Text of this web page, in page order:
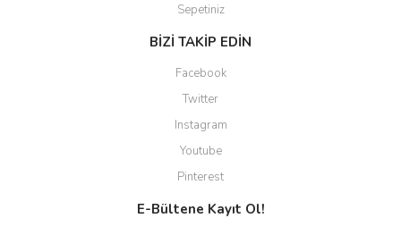
Sepetiniz
BİZİ TAKİP EDİN
Facebook
Twitter
Instagram
Youtube
Pinterest
E-Bültene Kayıt Ol!